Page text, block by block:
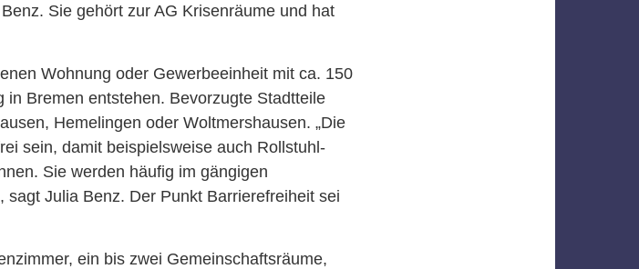
Sie gehört zur AG Krisenräume und hat
Wohnung oder Gewerbeeinheit mit ca. 150
Bremen entstehen. Bevorzugte Stadtteile
Hemelingen oder Woltmershausen. „Die
sein, damit beispielsweise auch Rollstuhl-
Sie werden häufig im gängigen
sagt Julia Benz. Der Punkt Barrierefreiheit sei
ein bis zwei Gemeinschaftsräume,